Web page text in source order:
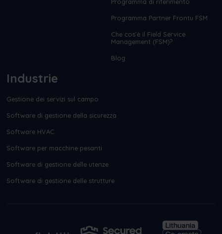
Programma Partner Frontu FSM
Che cos’è il Field Service
Management (FSM)?
Blog
Industrie
Gestione dei servizi sul campo
Software di gestione della sicurezza
Software HVAC
Software per macchine pesanti
Software di gestione delle utenze
Software di gestione delle strutture